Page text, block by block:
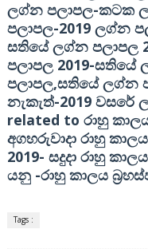
ලග්න පලාපල-කටක
පලාපල-2019ලග්න
සතියේ ලග්න පලාපල
පලාපල 2019-සතියේ
පලාපල,සතියේ ලග්න
නැකැත්-2019වසරේ
related to රාහු
අගහරුවාදා රාහු කාලය
2019- සදුදා රාහු කාලය
යනු-රාහු කාලය
Tags :